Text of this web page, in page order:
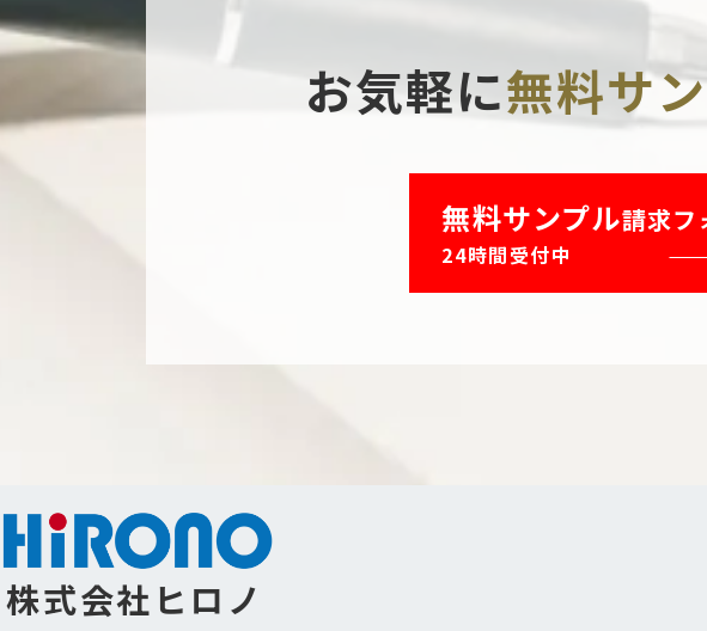
お気軽に無料サ
無料サンプル請求フ
24時間受付中
株式会社ヒロノ